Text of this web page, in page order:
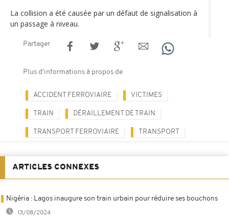
La collision a été causée par un défaut de signalisation à
un passage à niveau.
Partager
Plus d'informations à propos de
ACCIDENT FERROVIAIRE VICTIMES
TRAIN DÉRAILLEMENT DE TRAIN
TRANSPORT FERROVIAIRE TRANSPORT
ARTICLES CONNEXES
Nigéria : Lagos inaugure son train urbain pour réduire ses bouchons
13/08/2024